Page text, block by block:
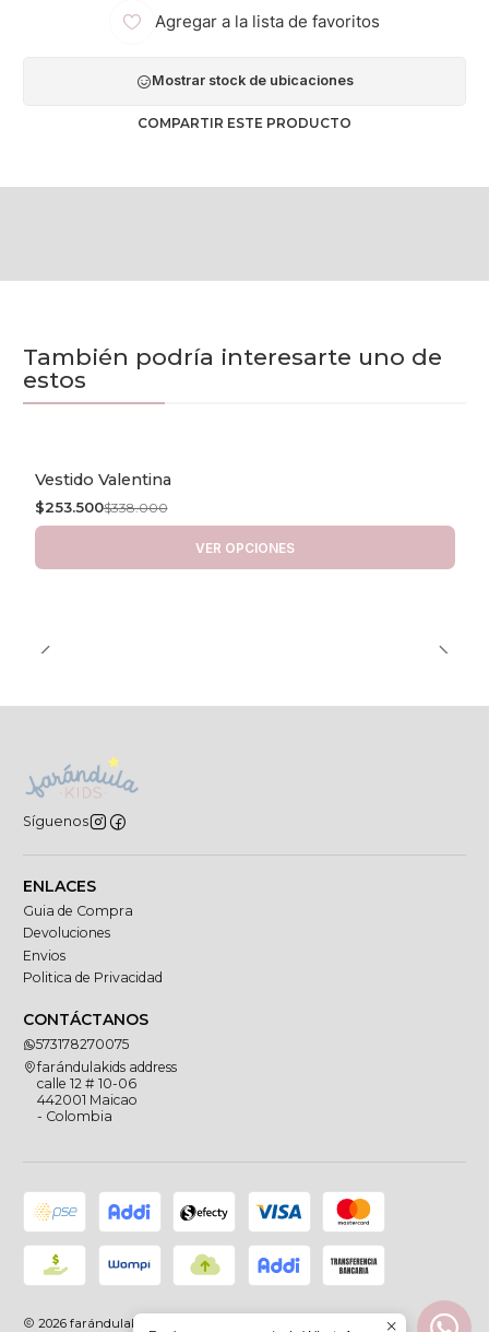
Agregar a la lista de favoritos
Mostrar stock de ubicaciones
COMPARTIR ESTE PRODUCTO
También podría interesarte uno de
estos
-25% OFF
Vestido Valentina
$253.500$338.000
VER OPCIONES
Síguenos
ENLACES
Guia de Compra
Devoluciones
Envios
Politica de Privacidad
CONTÁCTANOS
573178270075
farándulakids address
calle 12 # 10-06
442001 Maicao
- Colombia
2026 farándulakids.